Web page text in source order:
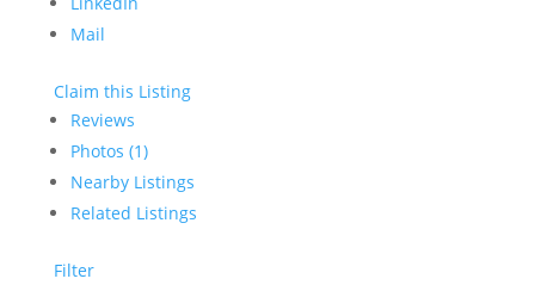
Mail
Claim this Listing
Reviews
Photos (1)
Nearby Listings
Related Listings
Filter